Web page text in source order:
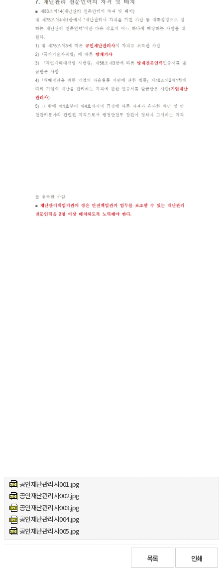
공인재난관리사001.jpg
공인재난관리사002.jpg
공인재난관리사003.jpg
공인재난관리사004.jpg
공인재난관리사005.jpg
목록 인쇄